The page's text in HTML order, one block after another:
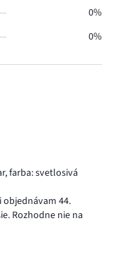
farba: svetlosivá
objednávam 44.
Rozhodne nie na
0%
0%